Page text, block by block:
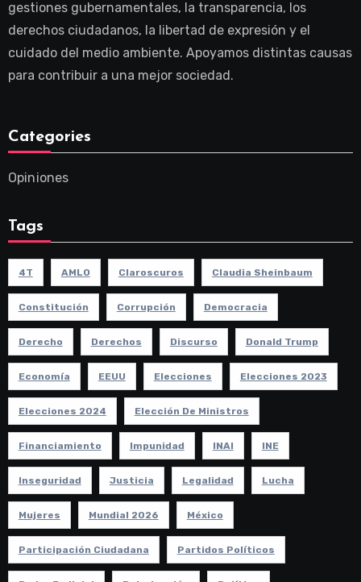
gestiones gubernamentales, la transparencia, los
derechos ciudadanos, la libertad de expresión y el
cuidado del medio ambiente. Apoyamos distintas causas
para contribuir a una mejor sociedad.
Categories
Opiniones
Tags
4T AMLO Claroscuros Claudia Sheinbaum
Constitución Corrupción Democracia
Derecho Derechos Discurso Donald Trump
Economía EEUU Elecciones Elecciones 2023
Elecciones 2024 Elección De Ministros
Financiamiento Impunidad INAI INE
Inseguridad Justicia Legalidad Lucha
Mujeres Mundial 2026 México
Participación Ciudadana Partidos Políticos